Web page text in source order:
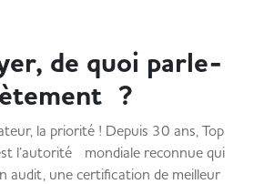
de quoi parle-
?
la priorité ! Depuis 30 ans, Top
l’autorité mondiale reconnue qui
audit, une certification de meilleur